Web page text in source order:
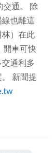
通。
除
也離這
）在此
開車可快
通利多
新聞提